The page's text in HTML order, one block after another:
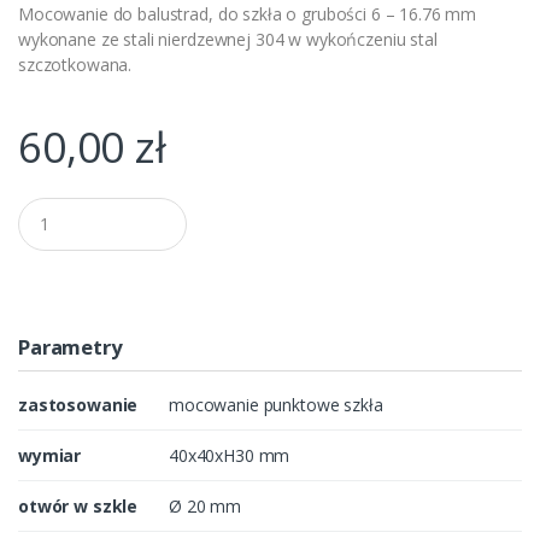
Mocowanie do balustrad, do szkła o grubości 6 – 16.76 mm
wykonane ze stali nierdzewnej 304 w wykończeniu stal
szczotkowana.
60,00 zł
Q
u
a
t
yParametry
zastosowanie mocowanie punktowe szkła
wymiar 40x40xH30 mm
otwór w szkle Ø 20 mm